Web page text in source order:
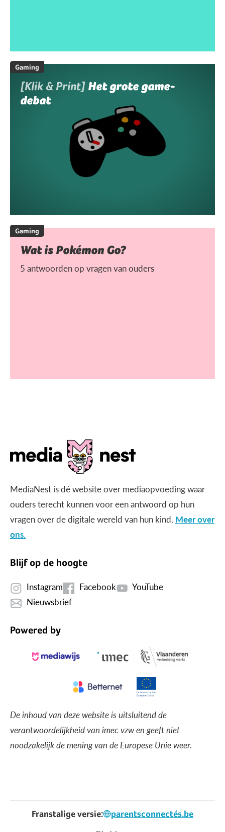
Gaming
[Klik & Print] Het grote game-
debat
Gaming
Wat is Pokémon Go?
5 antwoorden op vragen van ouders
MediaNest is dé website over mediaopvoeding waar
ouders terecht kunnen voor een antwoord op hun
vragen over de digitale wereld van hun kind. Meer over
ons.
Blijf op de hoogte
Instagram Facebook
YouTube
Nieuwsbrief
Powered by
De inhoud van deze website is uitsluitend de
verantwoordelijkheid van imec vzw en geeft niet
noodzakelijk de mening van de Europese Unie weer.
Franstalige versie: parentsconnectés.be